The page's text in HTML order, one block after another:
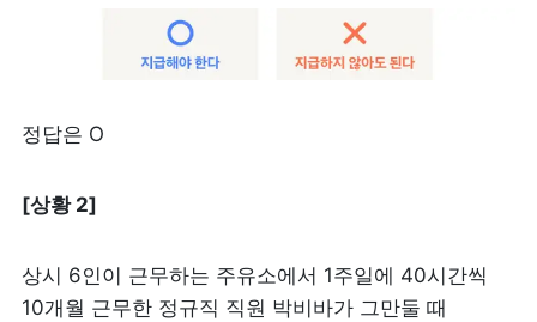
정답은 O
[상황 2]
상시 6인이 근무하는 주유소에서 1주일에 40시간씩
10개월 근무한 정규직 직원 박비바가 그만둘 때